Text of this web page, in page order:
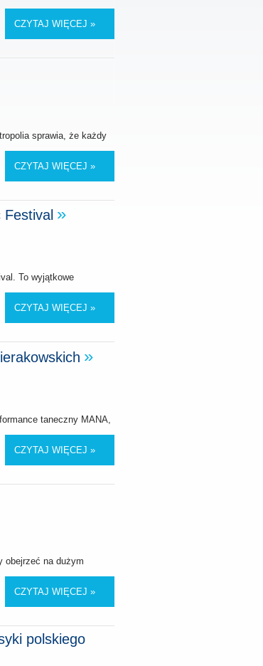
CZYTAJ WIĘCEJ »
sprawia, że każdy
CZYTAJ WIĘCEJ »
To wyjątkowe
CZYTAJ WIĘCEJ »
taneczny MANA,
CZYTAJ WIĘCEJ »
obejrzeć na dużym
CZYTAJ WIĘCEJ »
polskiego